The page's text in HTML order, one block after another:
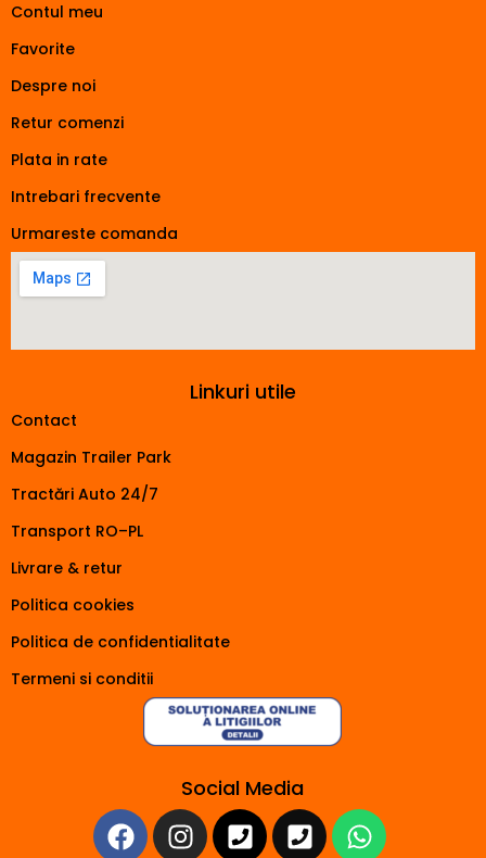
Contul meu
Favorite
Despre noi
Retur comenzi
Plata in rate
Intrebari frecvente
Urmareste comanda
Linkuri utile
Contact
Magazin Trailer Park
Tractări Auto 24/7
Transport RO–PL
Livrare & retur
Politica cookies
Politica de confidentialitate
Termeni si conditii
Social Media